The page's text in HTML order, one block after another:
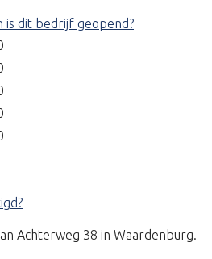
is dit bedrijf geopend?
Achterweg 38 in Waardenburg.